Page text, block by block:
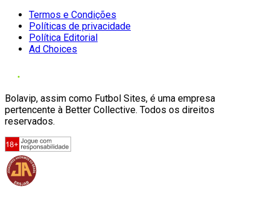
Termos e Condições
Políticas de privacidade
Política Editorial
Ad Choices
Bolavip, assim como Futbol Sites, é uma empresa
pertencente à Better Collective. Todos os direitos
reservados.